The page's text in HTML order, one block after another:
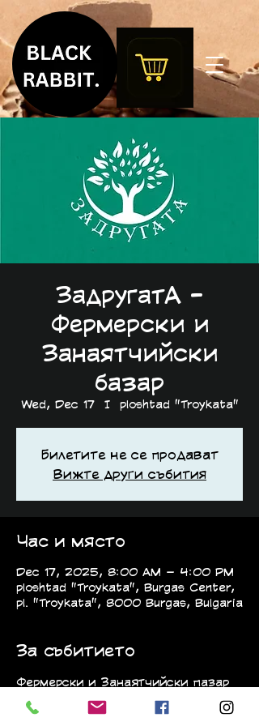
ЗадругатА -
Фермерски и
Занаятчийски
базар
Wed, Dec 17
  |
ploshtad "Troykata"
Билетите не се продават
Вижте други събития
Час и място
Dec 17, 2025, 8:00 AM – 4:00 PM
ploshtad "Troykata", Burgas Center,
pl. "Troykata", 8000 Burgas, Bulgaria
За събитието
Фермерски и Занаятчийски пазар
в гр.Бургас.